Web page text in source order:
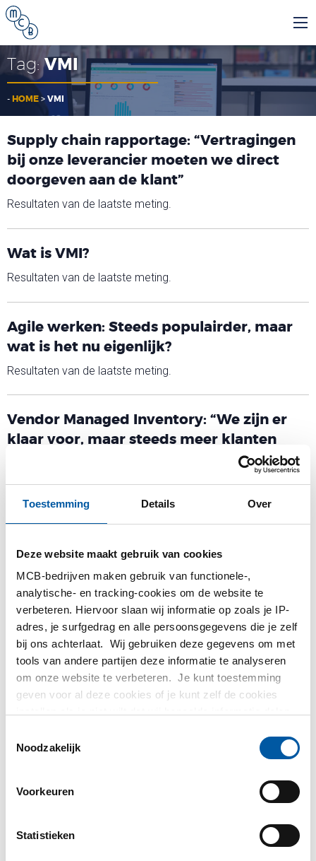
Toestemming Details Over
Deze website maakt gebruik van cookies
MCB-bedrijven maken gebruik van functionele-,
analytische- en tracking-cookies om de website te
verbeteren. Hiervoor slaan wij informatie op zoals je IP-
adres, je surfgedrag en alle persoonsgegevens die je zelf
bij ons achterlaat. Wij gebruiken deze gegevens om met
tools van andere partijen deze informatie te analyseren
om onze website te verbeteren. Je kunt toestemming
geven voor al deze cookies of je kunt zelf de cookies
partijen waarmee wij samenwerken vind je in ons
Noodzakelijk
Voorkeuren
Statistieken
Tag:VMI
- HOME > VMI
Supply chain rapportage: “Vertragingen
bij onze leverancier moeten we direct
doorgeven aan de klant”
Resultaten van de laatste meting.
Wat is VMI?
Resultaten van de laatste meting.
Agile werken: Steeds populairder, maar
wat is het nu eigenlijk?
Resultaten van de laatste meting.
Vendor Managed Inventory: “We zijn er
klaar voor, maar steeds meer klanten
Resultaten van de laatste meting.
Bedrijven
MCB
MetaalService